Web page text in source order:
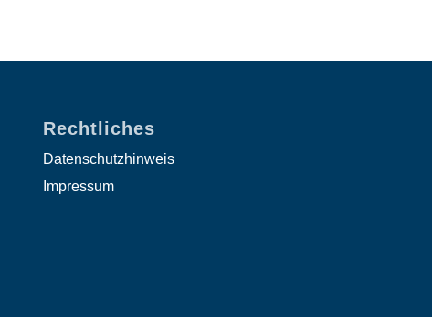
Rechtliches
Datenschutzhinweis
Impressum